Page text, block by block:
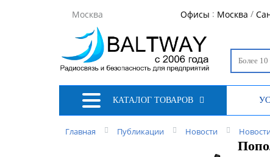
Москва Офисы : Москва /
КАТАЛОГ ТОВАРОВ
Главная Публикации Новости